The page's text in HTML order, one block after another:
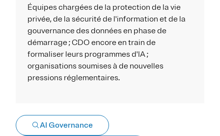
Équipes chargées de la protection de la vie
privée, de la sécurité de l'information et de la
gouvernance des données en phase de
démarrage ; CDO encore en train de
formaliser leurs programmes d'IA ;
organisations soumises à de nouvelles
pressions réglementaires.
AI Governance